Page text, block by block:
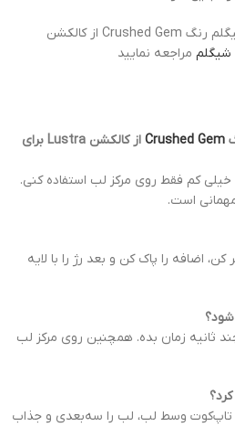
برای خرید رژلب مایع گلیتری شیگلم رنگ Crushed Gem از کالکشن
شیگلم مراجعه نمایید
Crushed Gem
از کالکشن Lustra برای
کم فقط روی مرکز لب استفاده کنی.
است.
اضافه را پاک کن و بعد رژ را با لایه
ثانیه زمان بده. همچنین روی مرکز لب
تاپ‌کوت وسط لب، لب را سه‌بعدی و جذاب